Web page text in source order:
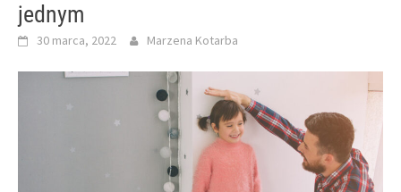
jednym
30 marca, 2022 Marzena Kotarba